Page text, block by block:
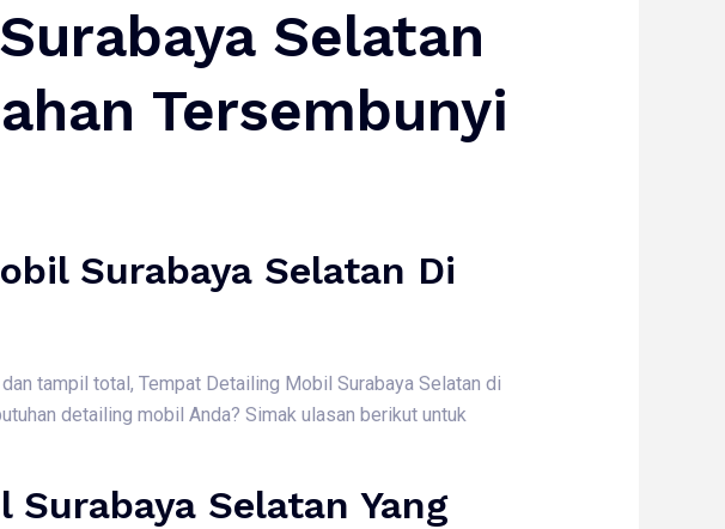
Selatan
Tersembunyi
Surabaya Selatan Di
tampil total, Tempat Detailing Mobil Surabaya Selatan di
detailing mobil Anda? Simak ulasan berikut untuk
Selatan Yang